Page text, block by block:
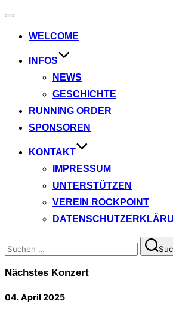
Navigation
WELCOME
INFOS
NEWS
GESCHICHTE
RUNNING ORDER
SPONSOREN
KONTAKT
IMPRESSUM
UNTERSTÜTZEN
VEREIN ROCKPOINT
Suchen
nach:
Nächstes Konzert
04. April 2025